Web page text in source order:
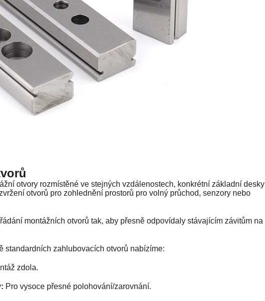
otvory rozmístěné ve stejných vzdálenostech, konkrétní základní desky
otvorů pro zohlednění prostorů pro volný průchod, senzory nebo
montážních otvorů tak, aby přesně odpovídaly stávajícím závitům na
standardních zahlubovacích otvorů nabízíme:
zdola.
Pro vysoce přesné polohování/zarovnání.